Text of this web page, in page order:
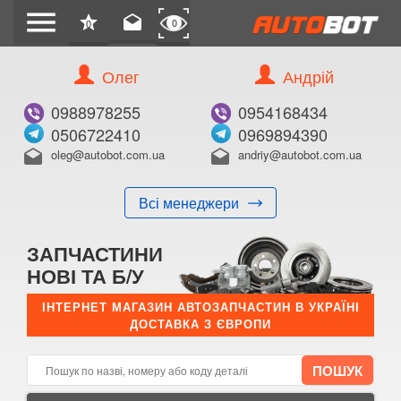
menu star
0 drafts 0
Олег
0988978255
0506722410
drafts oleg@autobot.com.ua
Всі менеджери
Андрій
0954168434
0969894390
drafts andriy@autobot.com.ua
ЗАПЧАСТИНИ
НОВІ ТА Б/У
ІНТЕРНЕТ МАГАЗИН АВТОЗАПЧАСТИН В УКРАЇНІ
ДОСТАВКА З ЄВРОПИ
КУПИТИ
Оригінальний номер:
Примітка:
E-mail:
Телефон: